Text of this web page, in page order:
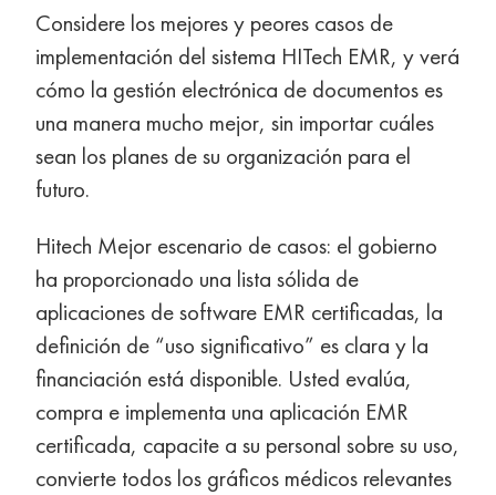
Considere los mejores y peores casos de
implementación del sistema HITech EMR, y verá
cómo la gestión electrónica de documentos es
una manera mucho mejor, sin importar cuáles
sean los planes de su organización para el
futuro.
Hitech Mejor escenario de casos: el gobierno
ha proporcionado una lista sólida de
aplicaciones de software EMR certificadas, la
definición de “uso significativo” es clara y la
financiación está disponible. Usted evalúa,
compra e implementa una aplicación EMR
certificada, capacite a su personal sobre su uso,
convierte todos los gráficos médicos relevantes